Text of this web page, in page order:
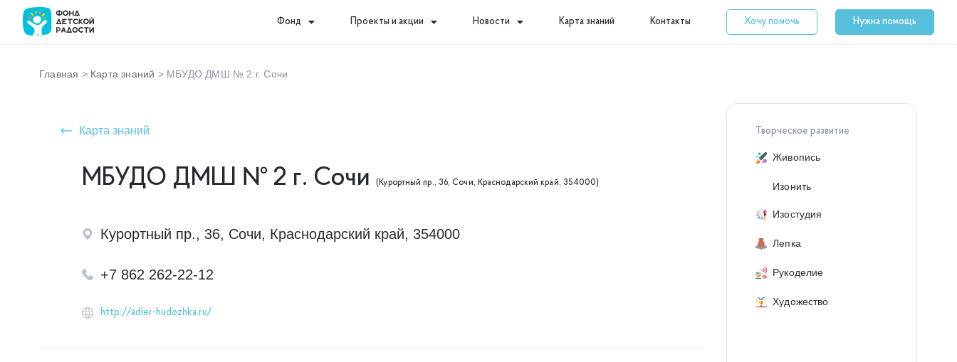
Фонд Проекты и акции Новости Карта знаний Контакты Хочу помочь Нужна помощь
Главная > Карта знаний > МБУДО ДМШ № 2 г. Сочи
Карта знаний
МБУДО ДМШ № 2 г. Сочи(Курортный пр., 36, Сочи, Краснодарский край, 354000)
Курортный пр., 36, Сочи, Краснодарский край, 354000
+7 862 262-22-12
http://adler-hudozhka.ru/
Творческое развитие
Живопись
Изонить
Изостудия
Лепка
Рукоделие
Художество